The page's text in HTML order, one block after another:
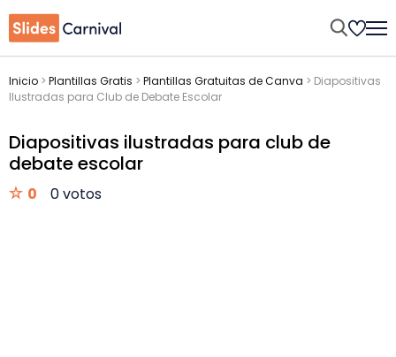
Inicio > Plantillas Gratis > Plantillas Gratuitas de Canva > Diapositivas
Ilustradas para Club de Debate Escolar
Diapositivas ilustradas para club de
debate escolar
0 0 votos